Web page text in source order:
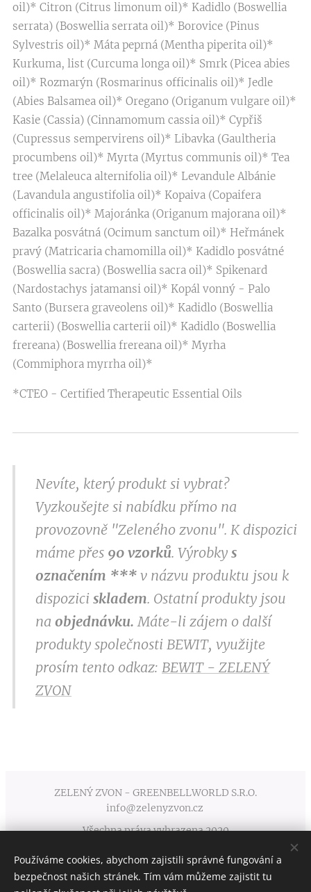
oil)* Citron (Citrus limonum oil)* Kadidlo (Boswellia
serrata) (Boswellia serrata oil)* Borovice (Pinus
Sylvestris oil)* Máta peprná (Mentha piperita oil)*
Kurkuma, list (Curcuma longa oil)* Smrk (Picea abies
oil)* Rozmarýn (Rosmarinus officinalis oil)* Jedle
(Abies Balsamea oil)* Oregano (Origanum vulgare oil)*
Kasie (Cassia) (Cinnamomum cassia oil)* Cypřiš
(Cupressus sempervirens oil)* Libavka (Gaultheria
procumbens oil)* Myrta (Myrtus communis oil)* Tea
tree (Melaleuca alternifolia oil)* Levandule Albánie
(Lavandula angustifolia oil)* Kopaiva (Copaifera
officinalis oil)* Majoránka (Origanum majorana oil)*
Bazalka posvátná (Ocimum sanctum oil)* Heřmánek
pravý (Matricaria chamomilla oil)* Kadidlo posvátné
(Boswellia sacra) (Boswellia sacra oil)* Spikenard
(Nardostachys jatamansi oil)* Kopál vonný - Palo
Santo (Bursera graveolens oil)* Kadidlo (Boswellia
carterii) (Boswellia carterii oil)* Kadidlo (Boswellia
frereana) (Boswellia frereana oil)* Myrha
(Commiphora myrrha oil)*
*CTEO - Certified Therapeutic Essential Oils
Nevíte, který produkt si vybrat?
Vyzkoušejte si nabídku přímo na
provozovně "Zeleného zvonu". K dispozici
máme přes 90 vzorků. Výrobky s
označením *** v názvu produktu jsou k
dispozici skladem. Ostatní produkty jsou
na objednávku. Máte-li zájem o další
produkty společnosti BEWIT, využijte
prosím tento odkaz: BEWIT - ZELENÝ
ZVON
ZELENÝ ZVON - GREENBELLWORLD S.R.O.
info@zelenyzvon.cz
Všechna práva vyhrazena 2020
Obchodní podmínky Cookies
Používáme cookies, abychom zajistili správné fungování a
bezpečnost našich stránek. Tím vám můžeme zajistit tu